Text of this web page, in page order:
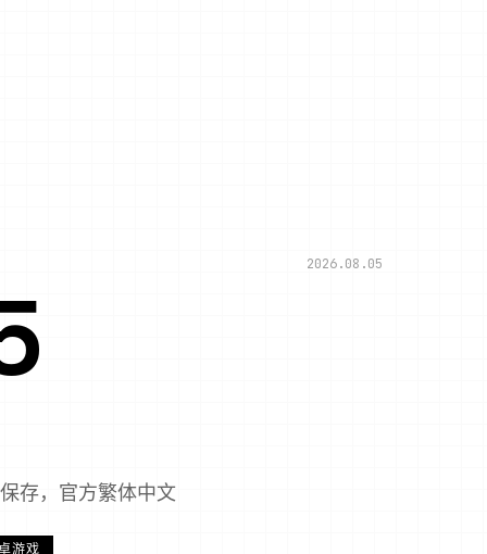
2026.08.05
存，官方繁体中文
游戏